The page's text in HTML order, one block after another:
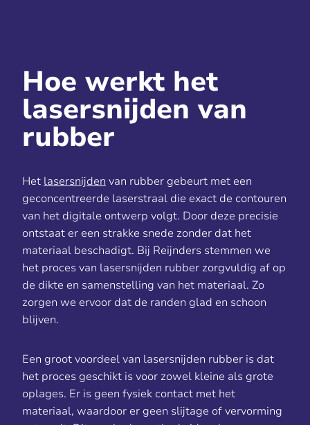
Hoe werkt het
lasersnijden van
rubber
Het lasersnijden van rubber gebeurt met een
geconcentreerde laserstraal die exact de contouren
van het digitale ontwerp volgt. Door deze precisie
ontstaat er een strakke snede zonder dat het
materiaal beschadigt. Bij Reijnders stemmen we
het proces van lasersnijden rubber zorgvuldig af op
de dikte en samenstelling van het materiaal. Zo
zorgen we ervoor dat de randen glad en schoon
blijven.
Een groot voordeel van lasersnijden rubber is dat
het proces geschikt is voor zowel kleine als grote
oplages. Er is geen fysiek contact met het
materiaal, waardoor er geen slijtage of vervorming